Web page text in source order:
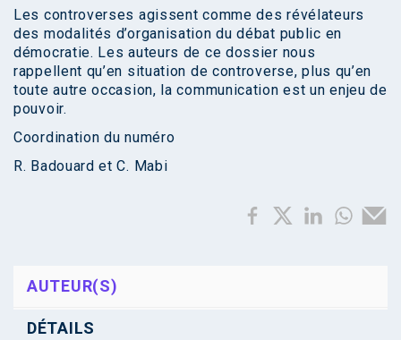
Les controverses agissent comme des révélateurs
des modalités d’organisation du débat public en
démocratie. Les auteurs de ce dossier nous
rappellent qu’en situation de controverse, plus qu’en
toute autre occasion, la communication est un enjeu de
pouvoir.
Coordination du numéro
R. Badouard et C. Mabi
AUTEUR(S)
DÉTAILS